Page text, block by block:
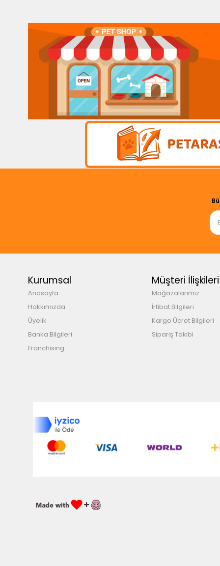
Kurumsal
Anasayfa
Hakkımızda
Üyelik
Banka Bilgileri
Franchising
Müşteri İlişkileri
Mağazalarımız
İrtibat Bilgileri
Kargo Ücret Bilgileri
Sipariş Takibi